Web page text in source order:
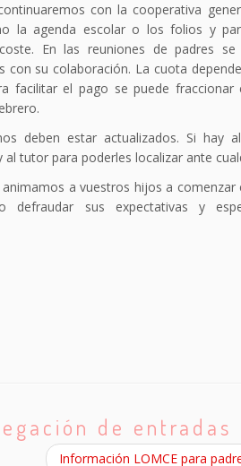
con la cooperativa
la agenda escolar o los folios y
En las reuniones de padres se
con su colaboración. La cuota
facilitar el pago se puede fraccionar
deben estar actualizados. Si hay
tutor para poderles localizar ante
a vuestros hijos a comenzar
defraudar sus expectativas y
de entradas
Información LOMCE para